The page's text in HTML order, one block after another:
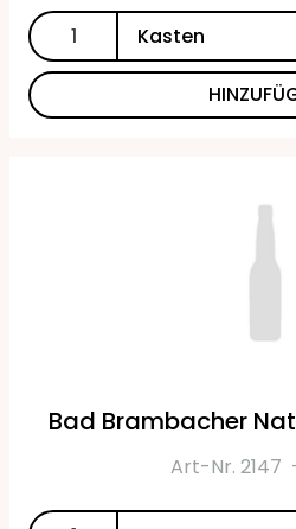
Bad Brambacher
Art-Nr. 2147